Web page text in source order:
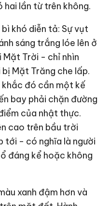
lần từ trên không.
khó diễn tả: Sự vụt
sáng trắng lóe lên ở
Mặt Trời - chỉ nhìn
Mặt Trăng che lấp.
đó cần một kế
bay phải chặn đường
của nhật thực.
cao trên bầu trời
tới - có nghĩa là người
đáng kể hoặc không
xanh đậm hơn và